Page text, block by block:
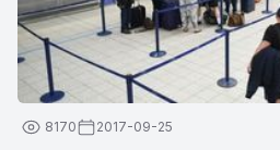
8170 2017-09-25